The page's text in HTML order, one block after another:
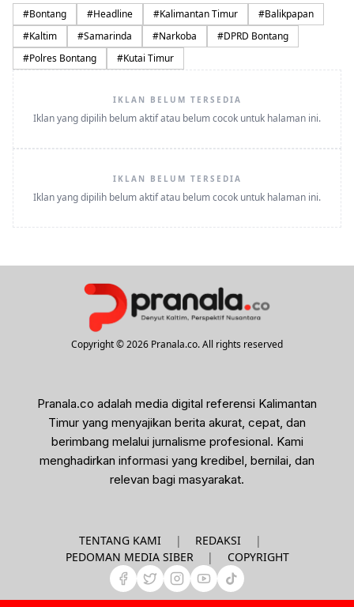
#Bontang #Headline #Kalimantan Timur #Balikpapan
#Kaltim #Samarinda #Narkoba #DPRD Bontang
#Polres Bontang #Kutai Timur
IKLAN BELUM TERSEDIA
Iklan yang dipilih belum aktif atau belum cocok untuk halaman ini.
IKLAN BELUM TERSEDIA
Iklan yang dipilih belum aktif atau belum cocok untuk halaman ini.
Copyright © 2026 Pranala.co. All rights reserved
Pranala.co adalah media digital referensi Kalimantan
Timur yang menyajikan berita akurat, cepat, dan
berimbang melalui jurnalisme profesional. Kami
menghadirkan informasi yang kredibel, bernilai, dan
relevan bagi masyarakat.
TENTANG KAMI | REDAKSI
|
PEDOMAN MEDIA SIBER
| COPYRIGHT